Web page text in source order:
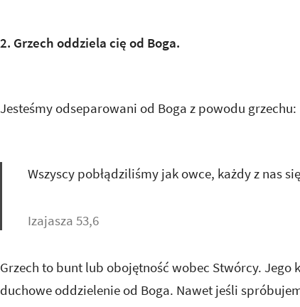
2. Grzech oddziela cię od Boga.
Jesteśmy odseparowani od Boga z powodu grzechu:
Wszyscy pobłądziliśmy jak owce, każdy z nas
Izajasza 53,6
Grzech to bunt lub obojętność wobec Stwórcy. Jego
duchowe oddzielenie od Boga. Nawet jeśli